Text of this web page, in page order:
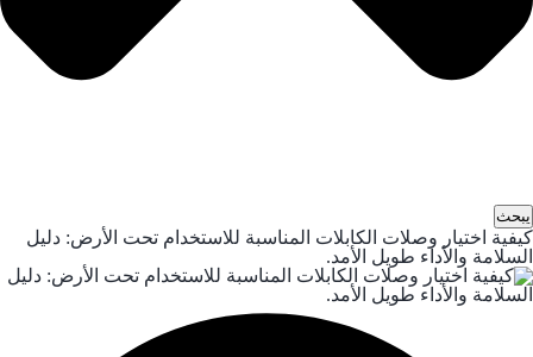
يبحث
كيفية اختيار وصلات الكابلات المناسبة للاستخدام تحت الأرض: دليل
السلامة والأداء طويل الأمد.